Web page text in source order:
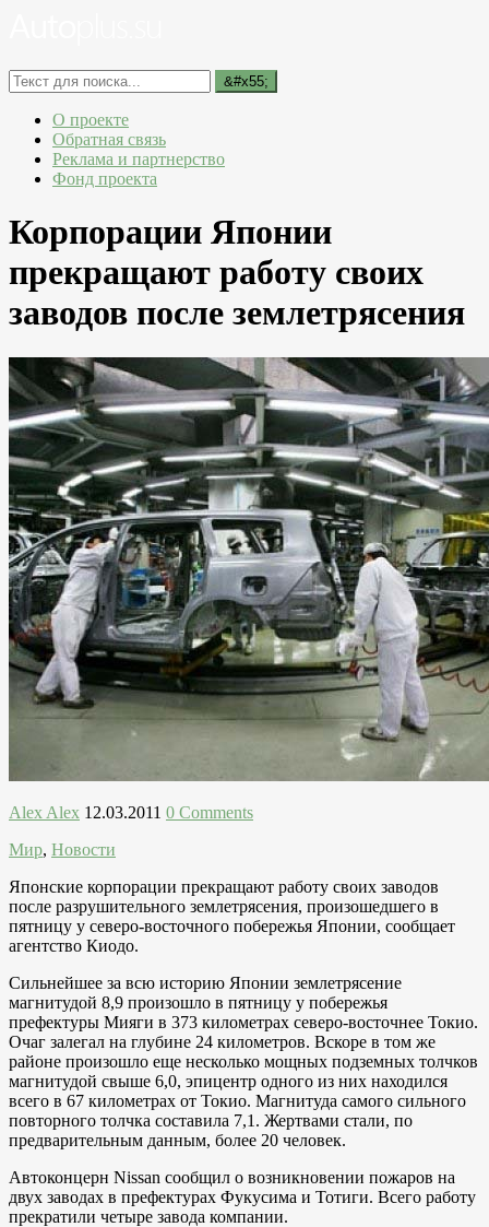
О проекте
Обратная связь
Реклама и партнерство
Фонд проекта
Корпорации Японии
прекращают работу своих
заводов после землетрясения
Alex Alex 12.03.2011 0 Comments
Мир, Новости
Японские корпорации прекращают работу своих заводов
после разрушительного землетрясения, произошедшего в
пятницу у северо-восточного побережья Японии, сообщает
агентство Киодо.
Сильнейшее за всю историю Японии землетрясение
магнитудой 8,9 произошло в пятницу у побережья
префектуры Мияги в 373 километрах северо-восточнее Токио.
Очаг залегал на глубине 24 километров. Вскоре в том же
районе произошло еще несколько мощных подземных толчков
магнитудой свыше 6,0, эпицентр одного из них находился
всего в 67 километрах от Токио. Магнитуда самого сильного
повторного толчка составила 7,1. Жертвами стали, по
предварительным данным, более 20 человек.
Автоконцерн Nissan сообщил о возникновении пожаров на
двух заводах в префектурах Фукусима и Тотиги. Всего работу
прекратили четыре завода компании.